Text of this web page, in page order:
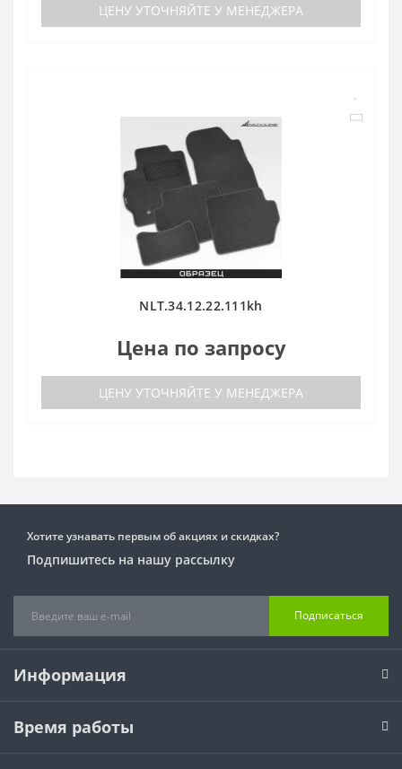
ЦЕНУ УТОЧНЯЙТЕ У МЕНЕДЖЕРА
NLT.34.12.22.111kh
Цена по запросу
ЦЕНУ УТОЧНЯЙТЕ У МЕНЕДЖЕРА
Хотите узнавать первым об акциях и скидках?
Подпишитесь на нашу рассылку
Подписаться
Информация
Время работы